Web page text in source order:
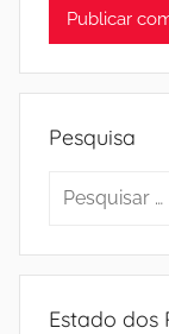
Pesquisa
Pesquisar
Estado dos